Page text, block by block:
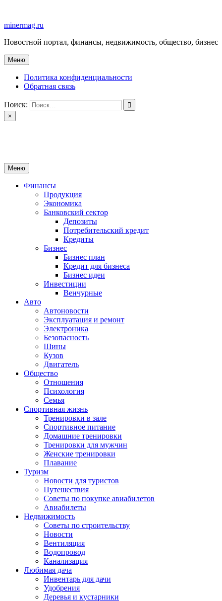
содержимому
minermag.ru
Новостной портал, финансы, недвижимость, общество, бизнес
Меню
Политика конфиденциальности
Обратная связь
Поиск:
×
Меню
Финансы
Продукция
Экономика
Банковский сектор
Депозиты
Потребительский кредит
Кредиты
Бизнес
Бизнес план
Кредит для бизнеса
Бизнес идеи
Инвестиции
Венчурные
Авто
Автоновости
Эксплуатация и ремонт
Электроника
Безопасность
Шины
Кузов
Двигатель
Общество
Отношения
Психология
Семья
Спортивная жизнь
Тренировки в зале
Спортивное питание
Домашние тренировки
Тренировки для мужчин
Женские тренировки
Плавание
Туризм
Новости для туристов
Путешествия
Советы по покупке авиабилетов
Авиабилеты
Недвижимость
Советы по строительству
Новости
Вентиляция
Водопровод
Канализация
Любимая дача
Инвентарь для дачи
Удобрения
Деревья и кустарники